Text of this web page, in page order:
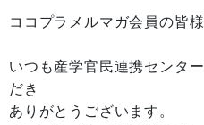
ココプラメルマガ会員の皆様
いつも産学官民連携センタ
だき
ありがとうございます。